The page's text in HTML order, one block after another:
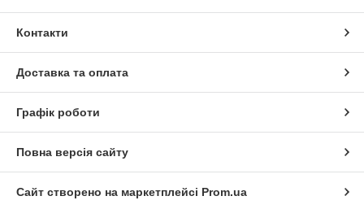
Контакти
Доставка та оплата
Графік роботи
Повна версія сайту
Сайт створено на маркетплейсі Prom.ua